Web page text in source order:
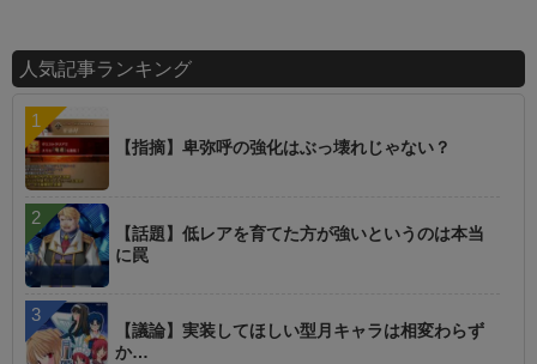
人気記事ランキング
【指摘】卑弥呼の強化はぶっ壊れじゃない？
【話題】低レアを育てた方が強いというのは本当
に罠
【議論】実装してほしい型月キャラは相変わらず
か…